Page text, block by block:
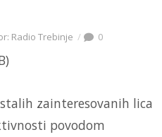
Radio Trebinje 0
zainteresovanih lica
povodom